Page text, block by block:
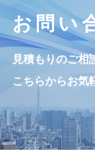
お問い
見積もりのご相
こちらからお気